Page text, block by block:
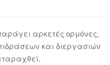
αρκετές ορμόνες,
και διεργασιών